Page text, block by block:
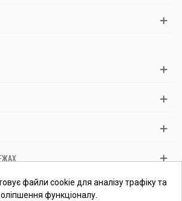
Косташ С.І., номер запису в ЄДР 2 673 000
від 06.01.2017.Перевірити ФОП
файли cookie для аналізу трафіку та
функціоналу.